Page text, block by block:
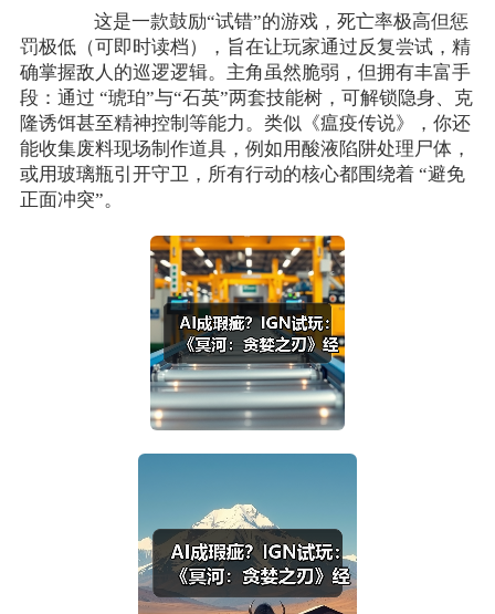
这是一款鼓励“试错”的游戏，死亡率极高但惩
罚极低（可即时读档），旨在让玩家通过反复尝试，精
确掌握敌人的巡逻逻辑。主角虽然脆弱，但拥有丰富手
段：通过 “琥珀”与“石英”两套技能树，可解锁隐身、克
隆诱饵甚至精神控制等能力。类似《瘟疫传说》，你还
能收集废料现场制作道具，例如用酸液陷阱处理尸体，
或用玻璃瓶引开守卫，所有行动的核心都围绕着 “避免
正面冲突”。